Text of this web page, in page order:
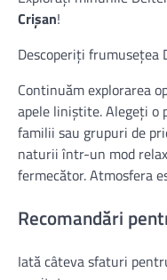
Crișan!
Descoperiți frumusețea
Continuăm explorarea
apele liniștite. Alegeți o
familii sau grupuri de
naturii într-un mod
fermecător. Atmosfera
Recomandări
Iată câteva sfaturi